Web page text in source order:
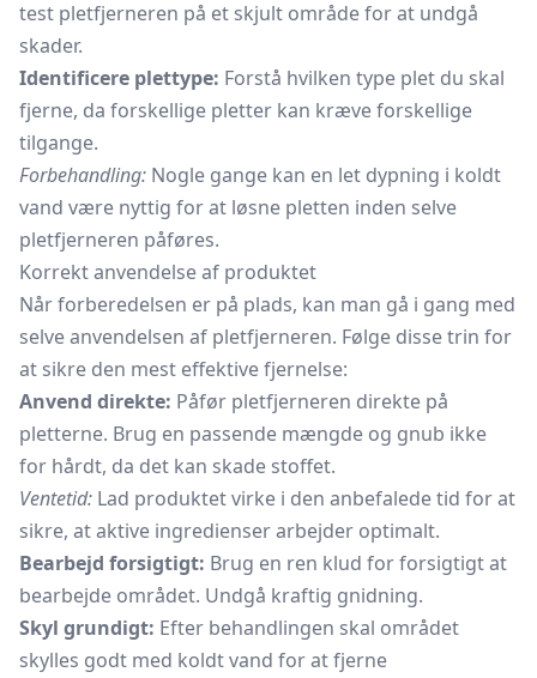
test pletfjerneren på et skjult område for at undgå
skader.
Identificere plettype: Forstå hvilken type plet du skal
fjerne, da forskellige pletter kan kræve forskellige
tilgange.
Forbehandling: Nogle gange kan en let dypning i koldt
vand være nyttig for at løsne pletten inden selve
pletfjerneren påføres.
Korrekt anvendelse af produktet
Når forberedelsen er på plads, kan man gå i gang med
selve anvendelsen af pletfjerneren. Følge disse trin for
at sikre den mest effektive fjernelse:
Anvend direkte: Påfør pletfjerneren direkte på
pletterne. Brug en passende mængde og gnub ikke
for hårdt, da det kan skade stoffet.
Ventetid: Lad produktet virke i den anbefalede tid for at
sikre, at aktive ingredienser arbejder optimalt.
Bearbejd forsigtigt: Brug en ren klud for forsigtigt at
bearbejde området. Undgå kraftig gnidning.
Skyl grundigt: Efter behandlingen skal området
skylles godt med koldt vand for at fjerne